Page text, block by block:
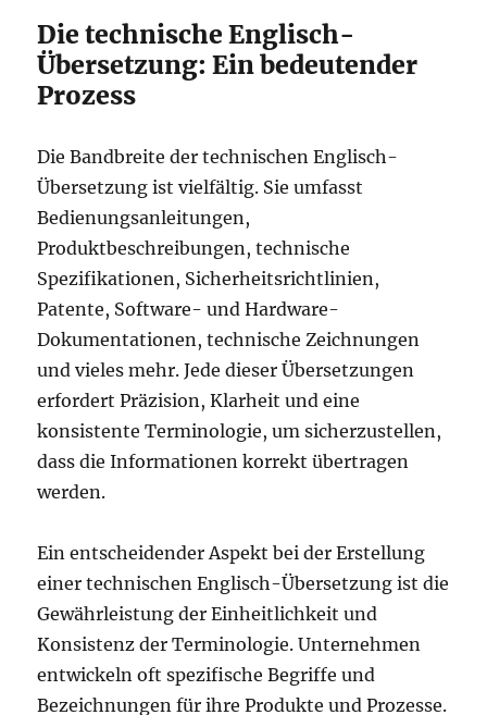
Die technische Englisch-
Übersetzung: Ein bedeutender
Prozess
Die Bandbreite der technischen Englisch-
Übersetzung ist vielfältig. Sie umfasst
Bedienungsanleitungen,
Produktbeschreibungen, technische
Spezifikationen, Sicherheitsrichtlinien,
Patente, Software- und Hardware-
Dokumentationen, technische Zeichnungen
und vieles mehr. Jede dieser Übersetzungen
erfordert Präzision, Klarheit und eine
konsistente Terminologie, um sicherzustellen,
dass die Informationen korrekt übertragen
werden.
Ein entscheidender Aspekt bei der Erstellung
einer technischen Englisch-Übersetzung ist die
Gewährleistung der Einheitlichkeit und
Konsistenz der Terminologie. Unternehmen
entwickeln oft spezifische Begriffe und
Bezeichnungen für ihre Produkte und Prozesse.